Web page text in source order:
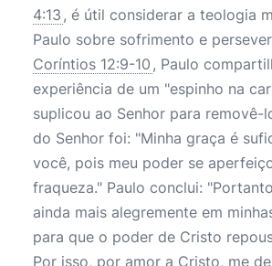
4:13 , é útil considerar a teologia
Paulo sobre sofrimento e
Coríntios 12:9-10 , Paulo
experiência de um "espinho na
suplicou ao Senhor para removê-
do Senhor foi: "Minha graça é
você, pois meu poder se
fraqueza." Paulo conclui:
ainda mais alegremente em
para que o poder de Cristo
Por isso, por amor a Cristo, me